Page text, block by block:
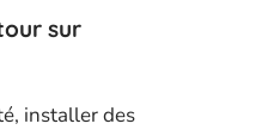
sur
installer des